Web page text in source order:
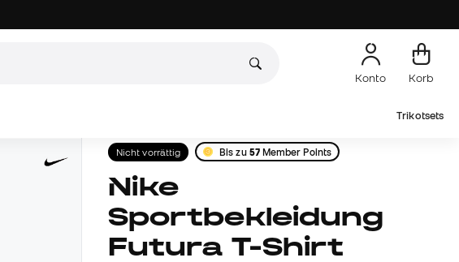
Konto Korb
Trikotsets
Nicht vorrättig Bis zu 57Member Points
Nike
Sportbekleidung
Futura T-Shirt